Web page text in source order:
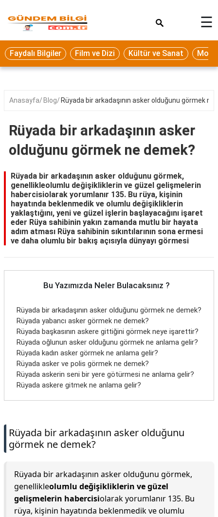
Eğitim
Ekonomi
Seyahat
Oyun
Yaşam
Hukuk
Blog
☰
Faydalı Bilgiler Film ve Dizi Kültür ve Sanat
Anasayfa Blog Rüyada bir arkadaşının asker olduğunu görmek ne
Rüyada bir arkadaşının asker
olduğunu görmek ne demek?
Rüyada bir arkadaşının asker olduğunu görmek,
genellikleolumlu değişikliklerin ve güzel gelişmelerin
habercisiolarak yorumlanır 135. Bu rüya, kişinin
hayatında beklenmedik ve olumlu değişikliklerin
yaklaştığını, yeni ve güzel işlerin başlayacağını işaret
eder Rüya sahibinin yakın zamanda mutlu bir hayata
adım atması Rüya sahibinin sıkıntılarının sona ermesi
ve daha olumlu bir bakış açısıyla dünyayı görmesi
Bu Yazımızda Neler Bulacaksınız ?
Rüyada bir arkadaşının asker olduğunu görmek ne demek?
Rüyada yabancı asker görmek ne demek?
Rüyada başkasının askere gittiğini görmek neye işarettir?
Rüyada oğlunun asker olduğunu görmek ne anlama gelir?
Rüyada kadın asker görmek ne anlama gelir?
Rüyada asker ve polis görmek ne demek?
Rüyada askerin seni bir yere götürmesi ne anlama gelir?
Rüyada askere gitmek ne anlama gelir?
Rüyada bir arkadaşının asker olduğunu
görmek ne demek?
Rüyada bir arkadaşının asker olduğunu görmek,
genellikleolumlu değişikliklerin ve güzel
gelişmelerin habercisiolarak yorumlanır 135. Bu
rüya, kişinin hayatında beklenmedik ve olumlu